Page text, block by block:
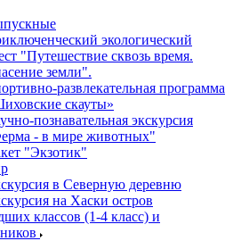
экологический
"Путешествие сквозь время.
земли".
развлекательная программа
скауты»
познавательная экскурсия
- в мире животных"
"Экзотик"
в Северную деревню
на Хаски остров
классов (1-4 класс) и